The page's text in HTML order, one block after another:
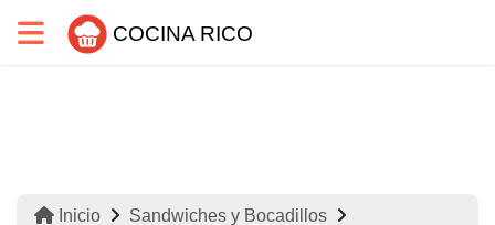
COCINA RICO
Inicio
Sandwiches y Bocadillos